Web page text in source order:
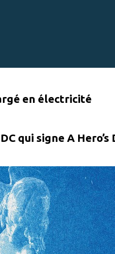
en électricité
qui signe A